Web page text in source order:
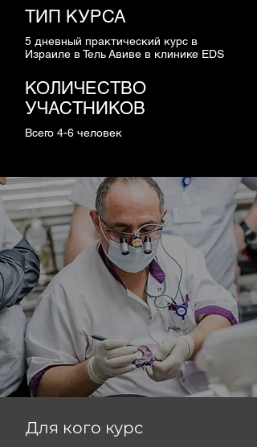
ТИП КУРСА
5 дневный практический курс в
Израиле в Тель Авиве в клинике EDS
КОЛИЧЕСТВО
УЧАСТНИКОВ
Всего 4-6 человек
Для кого курс